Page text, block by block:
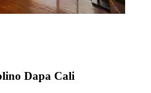
Dapa Cali